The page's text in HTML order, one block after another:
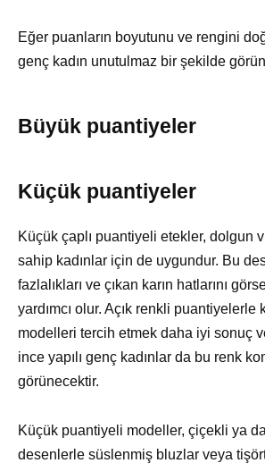
Eğer puanların boyutunu ve rengini
genç kadın unutulmaz bir şekilde
Büyük puantiyeler
Küçük puantiyeler
Küçük çaplı puantiyeli etekler, dolgun
sahip kadınlar için de uygundur. Bu
fazlalıkları ve çıkan karın hatlarını
yardımcı olur. Açık renkli puantiyelerle
modelleri tercih etmek daha iyi sonuç
ince yapılı genç kadınlar da bu renk
görünecektir.
Küçük puantiyeli modeller, çiçekli ya
desenlerle süslenmiş bluzlar veya